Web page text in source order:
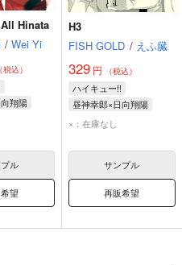
Hinata
/ Wei Yi
（税込）
翔陽
ル
望
H3
FISH GOLD / えふ臓
329円 （税込）
ハイキュー!!
昼神幸郎×日向翔陽
日向翔陽
×：在庫なし
サンプル
再販希望